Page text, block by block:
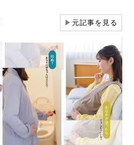
▶元記事を見る